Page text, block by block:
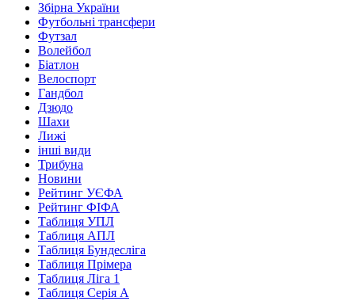
Збірна України
Футбольні трансфери
Футзал
Волейбол
Біатлон
Велоспорт
Гандбол
Дзюдо
Шахи
Лижі
інші види
Трибуна
Новини
Рейтинг УЄФА
Рейтинг ФІФА
Таблиця УПЛ
Таблиця АПЛ
Таблиця Бундесліга
Таблиця Прімера
Таблиця Ліга 1
Таблиця Серія А